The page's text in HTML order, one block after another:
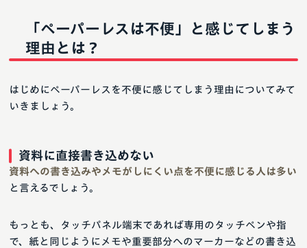
「ペーパーレスは不便」と感じてしまう
理由とは？
はじめにペーパーレスを不便に感じてしまう理由についてみて
いきましょう。
資料に直接書き込めない
資料への書き込みやメモがしにくい点を不便に感じる人は多い
と言えるでしょう。
もっとも、タッチパネル端末であれば専用のタッチペンや指
で、紙と同じようにメモや重要部分へのマーカーなどの書き込